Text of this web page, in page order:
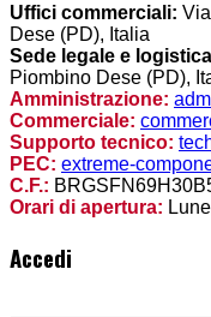
Uffici commerciali:
Dese (PD), Italia
Sede legale e
Piombino Dese (PD),
Amministrazione:
Commerciale:
Supporto tecnico:
PEC: extreme-
C.F.:
Orari di apertura:
Accedi